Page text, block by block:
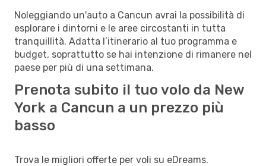
Noleggiando un'auto a Cancun avrai la possibilità di
esplorare i dintorni e le aree circostanti in tutta
tranquillità. Adatta l’itinerario al tuo programma e
budget, soprattutto se hai intenzione di rimanere nel
paese per più di una settimana.
Prenota subito il tuo volo da New
York a Cancun a un prezzo più
basso
Trova le migliori offerte per voli su eDreams.